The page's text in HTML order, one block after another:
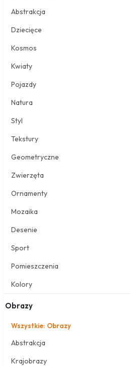
Abstrakcja
Dziecięce
Kosmos
Kwiaty
Pojazdy
Natura
Styl
Tekstury
Geometryczne
Zwierzęta
Ornamenty
Mozaika
Desenie
Sport
Pomieszczenia
Kolory
Obrazy
Wszystkie: Obrazy
Abstrakcja
Krajobrazy